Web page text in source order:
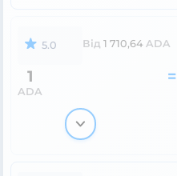
5.0 Від 1 710,64 ADA
1
ADA
=